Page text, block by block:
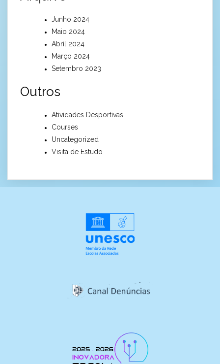
Junho 2024
Maio 2024
Abril 2024
Março 2024
Setembro 2023
Outros
Atividades Desportivas
Courses
Uncategorized
Visita de Estudo